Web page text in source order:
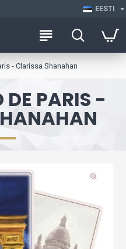
EESTI
- Clarissa Shanahan
DE PARIS -